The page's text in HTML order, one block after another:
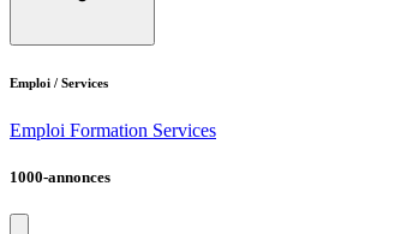
Emploi / Services
Emploi Formation Services
1000-annonces